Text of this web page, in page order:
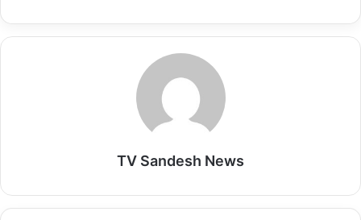
TV Sandesh News